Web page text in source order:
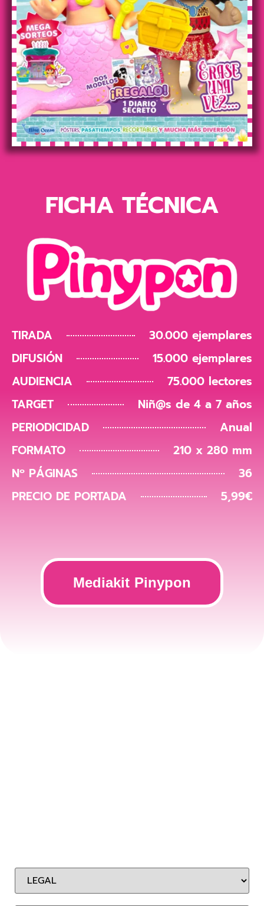
FICHA TÉCNICA
TIRADA
30.000 ejemplares
DIFUSIÓN
15.000 ejemplares
AUDIENCIA
75.000 lectores
TARGET
Niñ@s de 4 a 7 años
PERIODICIDAD
Anual
FORMATO
210 x 280 mm
Nº PÁGINAS
36
PRECIO DE PORTADA
5,99€
Mediakit Pinypon